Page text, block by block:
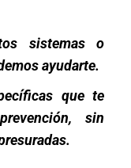
sistemas o
ayudarte.
que te
sin